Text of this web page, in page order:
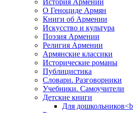
История Армении
О Геноциде Армян
Книги об Армении
Иcкусство и культура
Поэзия Армении
Религия Армении
Армянские классики
Исторические романы
Публицистика
Словари. Разговорники
Учебники. Самоучители
Детские книги
Для